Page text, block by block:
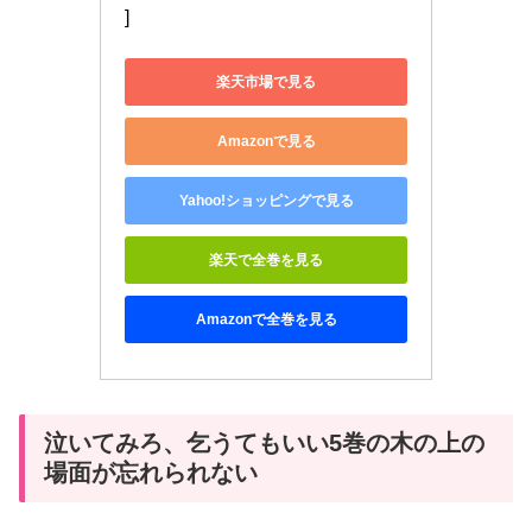
]
楽天市場で見る
Amazonで見る
Yahoo!ショッピングで見る
楽天で全巻を見る
Amazonで全巻を見る
泣いてみろ、乞うてもいい5巻の木の上の
場面が忘れられない